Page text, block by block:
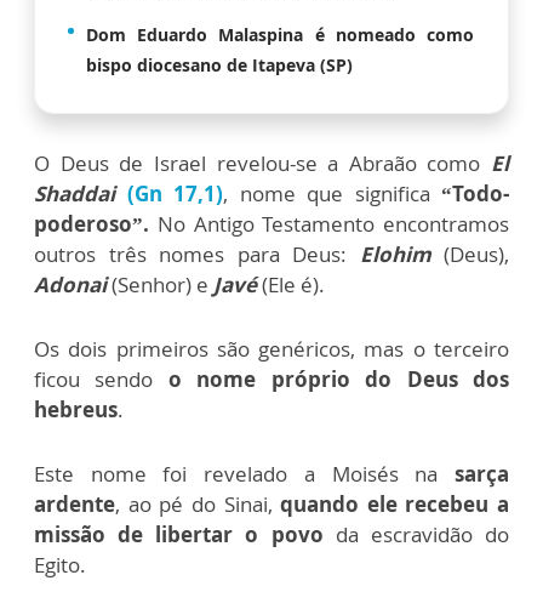
Dom Eduardo Malaspina é nomeado como
bispo diocesano de Itapeva (SP)
O Deus de Israel revelou-se a Abraão como El
Shaddai (Gn 17,1), nome que significa “Todo-
poderoso”. No Antigo Testamento encontramos
outros três nomes para Deus: Elohim(Deus),
Adonai(Senhor) e Javé(Ele é).
Os dois primeiros são genéricos, mas o terceiro
ficou sendo o nome próprio do Deus dos
hebreus.
Este nome foi revelado a Moisés na sarça
ardente, ao pé do Sinai,quando ele recebeu a
missão de libertar o povo da escravidão do
Egito.